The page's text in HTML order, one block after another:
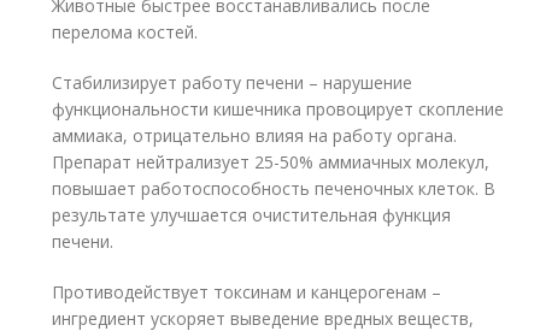
Животные быстрее восстанавливались после
перелома костей.
Стабилизирует работу печени – нарушение
функциональности кишечника провоцирует скопление
аммиака, отрицательно влияя на работу органа.
Препарат нейтрализует 25-50% аммиачных молекул,
повышает работоспособность печеночных клеток. В
результате улучшается очистительная функция
печени.
Противодействует токсинам и канцерогенам –
ингредиент ускоряет выведение вредных веществ,